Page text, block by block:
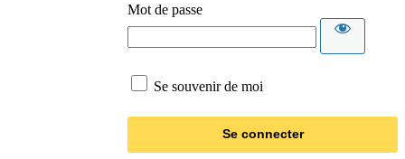
Mot de passe
Se souvenir de moi